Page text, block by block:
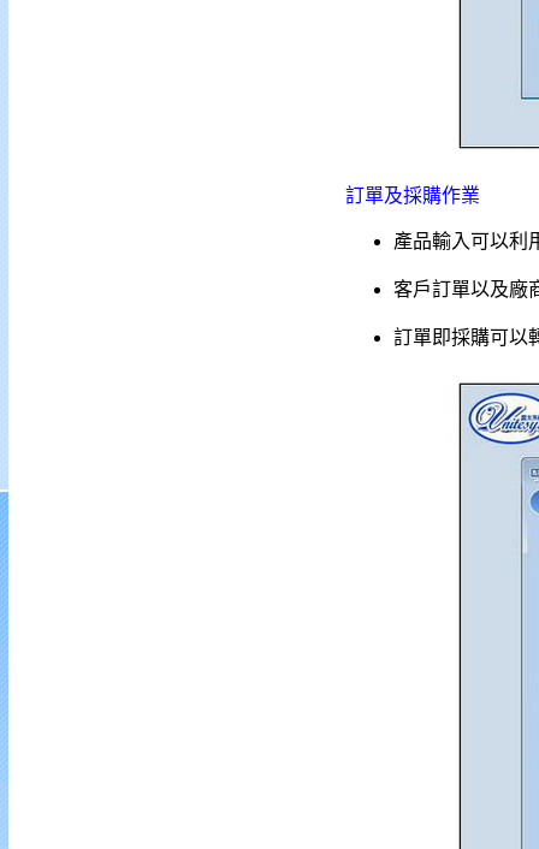
訂單及採購作業
產品輸入可以利
客戶訂單以及廠
訂單即採購可以